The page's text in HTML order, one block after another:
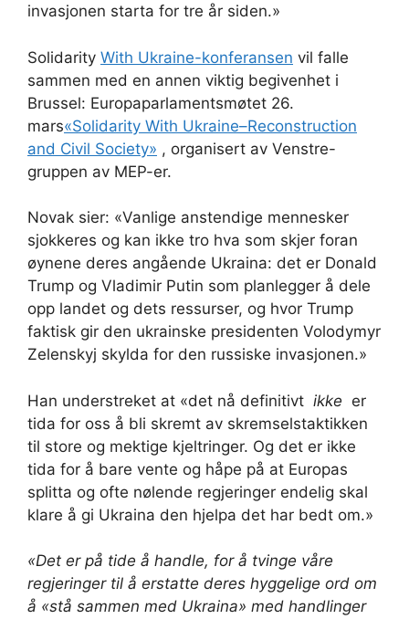
invasjonen starta for tre år siden.»
Solidarity With Ukraine-konferansen vil falle
sammen med en annen viktig begivenhet i
Brussel: Europaparlamentsmøtet 26.
mars«Solidarity With Ukraine–Reconstruction
and Civil Society» , organisert av Venstre-
gruppen av MEP-er.
Novak sier: «Vanlige anstendige mennesker
sjokkeres og kan ikke tro hva som skjer foran
øynene deres angående Ukraina: det er Donald
Trump og Vladimir Putin som planlegger å dele
opp landet og dets ressurser, og hvor Trump
faktisk gir den ukrainske presidenten Volodymyr
Zelenskyj skylda for den russiske invasjonen.»
Han understreket at «det nå definitivt ikke er
tida for oss å bli skremt av skremselstaktikken
til store og mektige kjeltringer. Og det er ikke
tida for å bare vente og håpe på at Europas
splitta og ofte nølende regjeringer endelig skal
klare å gi Ukraina den hjelpa det har bedt om.»
«Det er på tide å handle, for å tvinge våre
regjeringer til å erstatte deres hyggelige ord om
å «stå sammen med Ukraina» med handlinger